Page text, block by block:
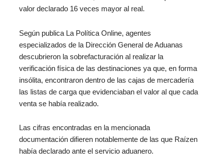
valor declarado 16 veces mayor al real.
Según publica La Política Online, agentes
especializados de la Dirección General de Aduanas
descubrieron la sobrefacturación al realizar la
verificación física de las destinaciones ya que, en forma
insólita, encontraron dentro de las cajas de mercadería
las listas de carga que evidenciaban el valor al que cada
venta se había realizado.
Las cifras encontradas en la mencionada
documentación difieren notablemente de las que Raízen
había declarado ante el servicio aduanero.